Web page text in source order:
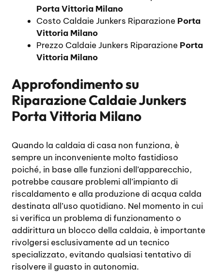
Porta Vittoria Milano
Costo Caldaie Junkers Riparazione Porta
Vittoria Milano
Prezzo Caldaie Junkers Riparazione Porta
Vittoria Milano
Approfondimento su
Riparazione Caldaie Junkers
Porta Vittoria Milano
Quando la caldaia di casa non funziona, è
sempre un inconveniente molto fastidioso
poiché, in base alle funzioni dell’apparecchio,
potrebbe causare problemi all’impianto di
riscaldamento e alla produzione di acqua calda
destinata all’uso quotidiano. Nel momento in cui
si verifica un problema di funzionamento o
addirittura un blocco della caldaia, è importante
rivolgersi esclusivamente ad un tecnico
specializzato, evitando qualsiasi tentativo di
risolvere il guasto in autonomia.